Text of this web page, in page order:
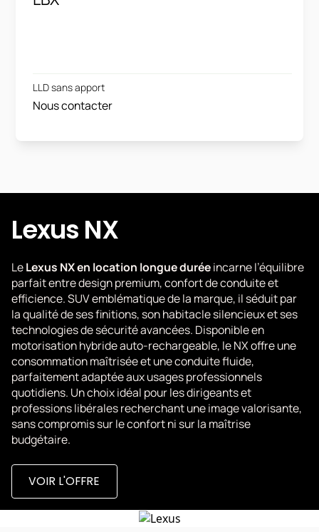
LLD sans apport
Nous contacter
Lexus NX
LeLexus NX en location longue duréeincarne l’équilibre
parfait entre design premium, confort de conduite et
efficience. SUV emblématique de la marque, il séduit par
la qualité de ses finitions, son habitacle silencieux et ses
technologies de sécurité avancées. Disponible en
motorisation hybride auto-rechargeable, le NX offre une
consommation maîtrisée et une conduite fluide,
parfaitement adaptée aux usages professionnels
quotidiens. Un choix idéal pour les dirigeants et
professions libérales recherchant une image valorisante,
sans compromis sur le confort ni sur la maîtrise
budgétaire.
VOIR L'OFFRE